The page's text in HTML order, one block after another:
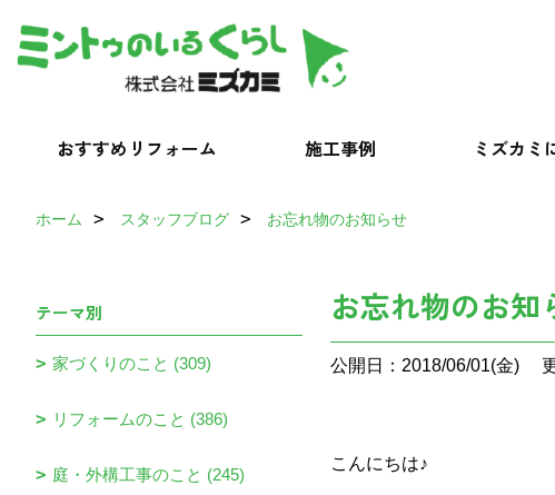
おすすめリフォーム 施工事例 ミズカミ
ホーム スタッフブログ お忘れ物のお知らせ
お忘れ物のお知
公開日：2018/06/01(金)
こんにちは♪
テーマ別
家づくりのこと (309)
リフォームのこと (386)
庭・外構工事のこと (245)